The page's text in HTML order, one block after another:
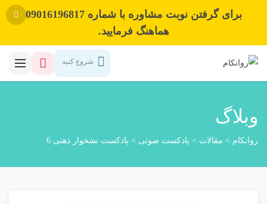
برای گرفتن نوبت مشاوره با شماره 09016196817
هماهنگ فرمایید.
شروع کنید
وبلاگ
روانکام > مقالات > پادکست صوتی > پادکست نشخوار ذهنی 6